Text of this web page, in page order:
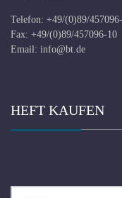
Telefon: +49/(0)89/
Fax: +49/(0)89/457096-10
Email: info@bt.de
HEFT KAUFEN